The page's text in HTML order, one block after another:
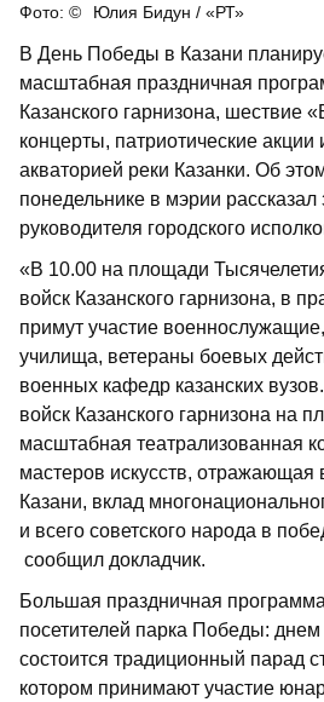
Юлия Бидун / «РТ»
В День Победы в Казани
масштабная праздничная
Казанского гарнизона, шествие
концерты, патриотические акции
акваторией реки Казанки. Об
понедельнике в мэрии рассказал
руководителя городского
«В 10.00 на площади
войск Казанского гарнизона, в
примут участие
училища, ветераны боевых
военных кафедр казанских
войск Казанского гарнизона на
масштабная театрализованная
мастеров искусств, отражающая
Казани, вклад
и всего советского народа в
сообщил докладчик.
Большая праздничная
посетителей парка Победы: днем
состоится традиционный парад
котором принимают участие